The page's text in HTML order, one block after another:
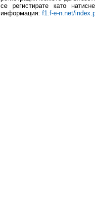
се регистирате като
информация: f1.f-e-n.net/